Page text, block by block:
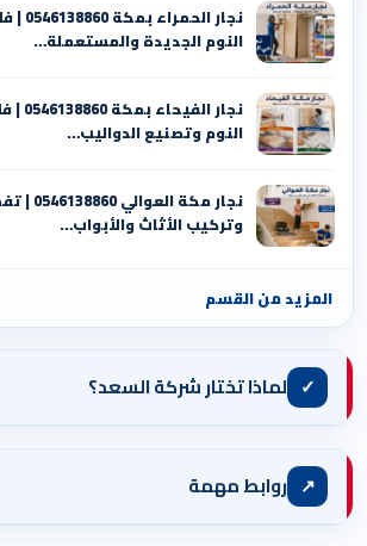
نجار
النوم الجديدة والمستعملة…
نجار
النوم وتصنيع الدواليب…
نجار
وتركيب الأثاث والأبواب…
المزيد من القسم
✓ لماذا تختار شركة السعد؟
↗ روابط مهمة